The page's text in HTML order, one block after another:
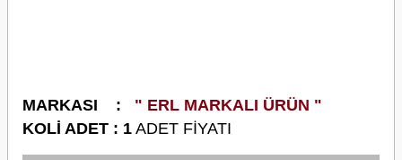
MARKASI : " ERL MARKALI ÜRÜN "
KOLİ ADET : 1 ADET FİYATI